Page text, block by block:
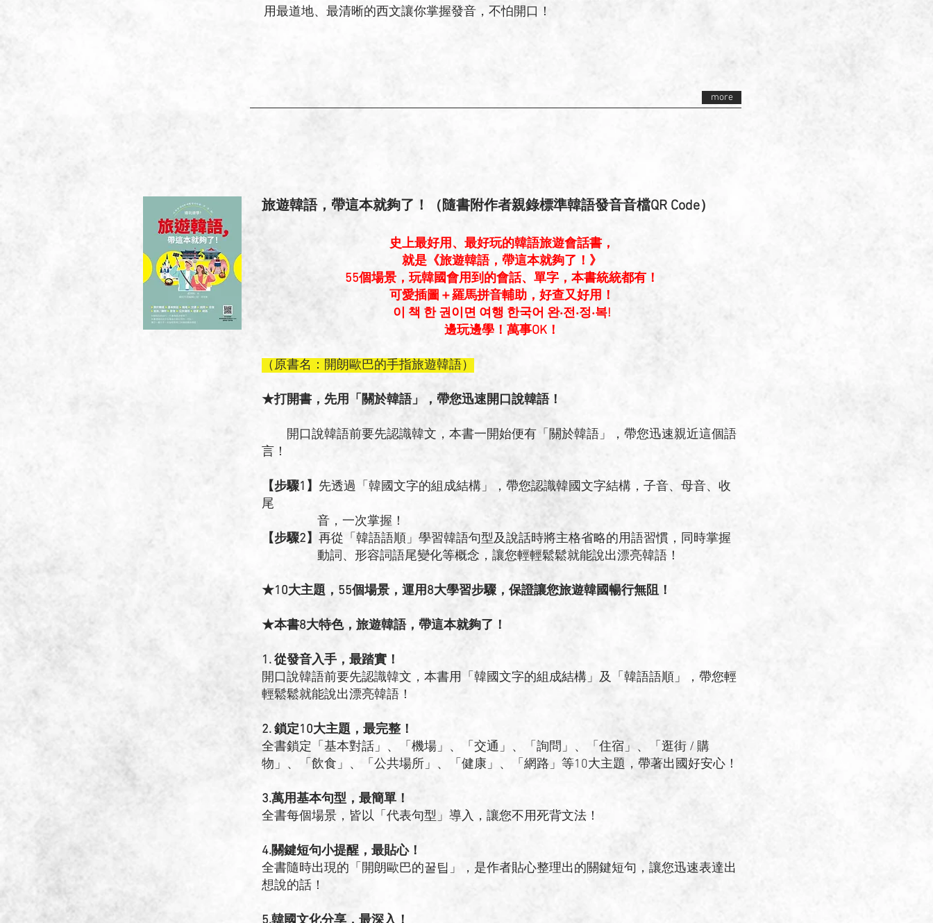
用最道地、最清晰的西文讓你掌握發音，不怕開口！
more
旅遊韓語，帶這本就夠了！（隨書附作者親錄標準韓語發音音檔QR Code）
史上最好用、最好玩的韓語旅遊會話書，
就是《旅遊韓語，帶這本就夠了！》
55個場景，玩韓國會用到的會話、單字，本書統統都有！
可愛插圖＋羅馬拼音輔助，好查又好用！
이 책 한 권이면 여행 한국어 완‧전‧정‧복!
邊玩邊學！萬事OK！
（原書名：開朗歐巴的手指旅遊韓語）
★打開書，先用「關於韓語」，帶您迅速開口說韓語！
開口說韓語前要先認識韓文，本書一開始便有「關於韓語」，帶您迅速親近這個語
言！
【步驟1】 先透過「韓國文字的組成結構」，帶您認識韓國文字結構，子音、母音、收
尾
音，一次掌握！
【步驟2】 再從「韓語語順」學習韓語句型及說話時將主格省略的用語習慣，同時掌握
動詞、形容詞語尾變化等概念，讓您輕輕鬆鬆就能說出漂亮韓語！
★10大主題，55個場景，運用8大學習步驟，保證讓您旅遊韓國暢行無阻！
★本書8大特色，旅遊韓語，帶這本就夠了！
1. 從發音入手，最踏實！
開口說韓語前要先認識韓文，本書用「韓國文字的組成結構」及「韓語語順」，帶您輕
輕鬆鬆就能說出漂亮韓語！
2. 鎖定10大主題，最完整！
全書鎖定「基本對話」、「機場」、「交通」、「詢問」、「住宿」、「逛街 / 購
物」、「飲食」、「公共場所」、「健康」、「網路」等10大主題，帶著出國好安心！
3.萬用基本句型，最簡單！
全書每個場景，皆以「代表句型」導入，讓您不用死背文法！
4.關鍵短句小提醒，最貼心！
全書隨時出現的「開朗歐巴的꿀팁」，是作者貼心整理出的關鍵短句，讓您迅速表達出
想說的話！